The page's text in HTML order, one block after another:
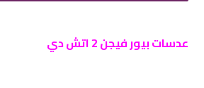
منتج
عدسات بيور فيجن 2 اتش دي